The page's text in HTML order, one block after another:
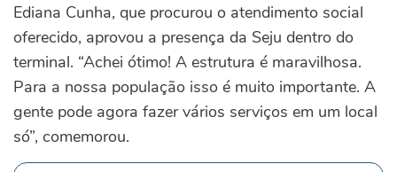
Ediana Cunha, que procurou o atendimento social
oferecido, aprovou a presença da Seju dentro do
terminal. “Achei ótimo! A estrutura é maravilhosa.
Para a nossa população isso é muito importante. A
gente pode agora fazer vários serviços em um local
só”, comemorou.